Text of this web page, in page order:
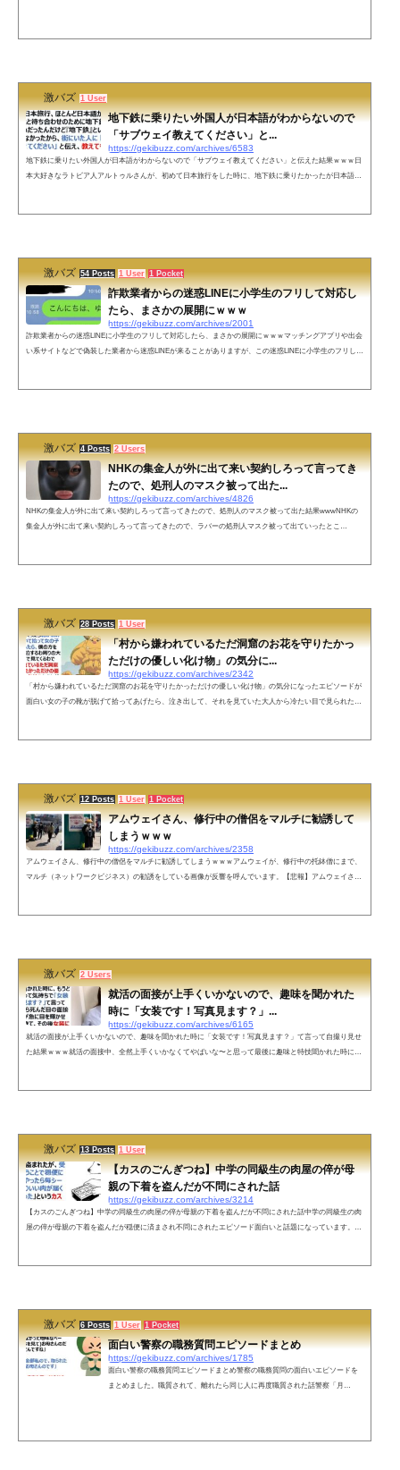
激バズ 1 User
地下鉄に乗りたい外国人が日本語がわからないので
「サブウェイ教えてください」と...
https://gekibuzz.com/archives/6583
地下鉄に乗りたい外国人が日本語がわからないので「サブウェイ教えてください」と伝えた結果ｗｗｗ日
本大好きなラトビア人アルトゥルさんが、初めて日本旅行をした時に、地下鉄に乗りたかったが日本語が
激バズ 54 Posts 1 User 1 Pocket
詐欺業者からの迷惑LINEに小学生のフリして対応し
たら、まさかの展開にｗｗｗ
https://gekibuzz.com/archives/2001
詐欺業者からの迷惑LINEに小学生のフリして対応したら、まさかの展開にｗｗｗマッチングアプリや出会
い系サイトなどで偽装した業者から迷惑LINEが来ることがありますが、この迷惑LINEに小学生のフリしし
激バズ 4 Posts 2 Users
NHKの集金人が外に出て来い契約しろって言ってき
たので、処刑人のマスク被って出た...
https://gekibuzz.com/archives/4826
NHKの集金人が外に出て来い契約しろって言ってきたので、処刑人のマスク被って出た結果wwwNHKの
集金人が外に出て来い契約しろって言ってきたので、ラバーの処刑人マスク被って出ていったとこ
激バズ 28 Posts 1 User
「村から嫌われているただ洞窟のお花を守りたかっ
ただけの優しい化け物」の気分に...
https://gekibuzz.com/archives/2342
「村から嫌われているただ洞窟のお花を守りたかっただけの優しい化け物」の気分になったエピソードが
面白い女の子の靴が脱げて拾ってあげたら、泣き出して、それを見ていた大人から冷たい目で見られたと
激バズ 12 Posts 1 User 1 Pocket
アムウェイさん、修行中の僧侶をマルチに勧誘して
しまうｗｗｗ
https://gekibuzz.com/archives/2358
アムウェイさん、修行中の僧侶をマルチに勧誘してしまうｗｗｗアムウェイが、修行中の托鉢僧にまで、
マルチ（ネットワークビジネス）の勧誘をしている画像が反響を呼んでいます。【悲報】アムウェイさ
激バズ 2 Users
就活の面接が上手くいかないので、趣味を聞かれた
時に「女装です！写真見ます？」...
https://gekibuzz.com/archives/6165
就活の面接が上手くいかないので、趣味を聞かれた時に「女装です！写真見ます？」て言って自撮り見せ
た結果ｗｗｗ就活の面接中、全然上手くいかなくてやばいな〜と思って最後に趣味と特技聞かれた時に、
激バズ 13 Posts 1 User
【カスのごんぎつね】中学の同級生の肉屋の倅が母
親の下着を盗んだが不問にされた話
https://gekibuzz.com/archives/3214
【カスのごんぎつね】中学の同級生の肉屋の倅が母親の下着を盗んだが不問にされた話中学の同級生の肉
屋の倅が母親の下着を盗んだが穏便に済まされ不問にされたエピソード面白いと話題になっています。う
激バズ 6 Posts 1 User 1 Pocket
面白い警察の職務質問エピソードまとめ
https://gekibuzz.com/archives/1785
面白い警察の職務質問エピソードまとめ警察の職務質問の面白いエピソードを
まとめました。職質されて、離れたら同じ人に再度職質された話警察「月